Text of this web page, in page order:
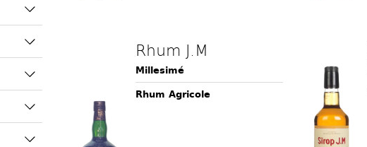
Rhum J.M
Millesimé
Rhum Agricole